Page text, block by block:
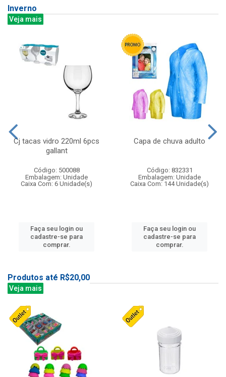
Inverno
Veja mais
Cj tacas vidro 220ml 6pcs
gallant
Código: 500088
Embalagem: Unidade
Caixa Com: 6 Unidade(s)
Faça seu login ou
cadastre-se para
comprar.
Capa de chuva adulto
Código: 832331
Embalagem: Unidade
Caixa Com: 144 Unidade(s)
Faça seu login ou
cadastre-se para
comprar.
Produtos até R$20,00
Veja mais